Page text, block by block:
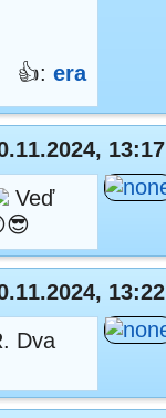
👍: era
13:17
Veď
13:22
Dva